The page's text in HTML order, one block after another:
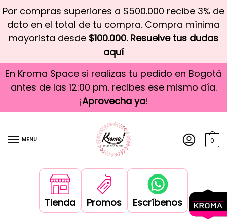
Por compras superiores a $500.000 recibe 3% de
dcto en el total de tu compra. Compra mínima
mayorista desde $100.000. Resuelve tus dudas
aquí
En Kroma Space si realizas tu pedido en Bogotá
antes de las 12:00 pm. recibes ese mismo día.
¡Aprovecha ya!
MENU 0
Tienda Promos Escríbenos